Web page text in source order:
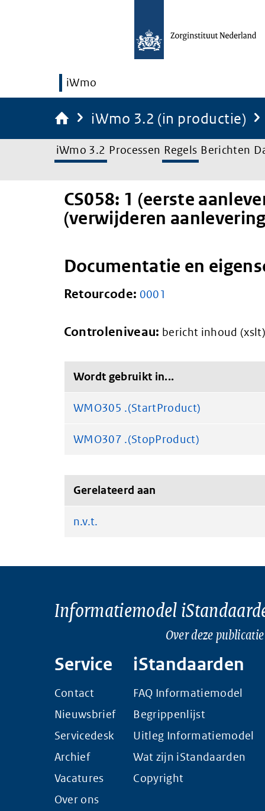
iWmo
iWmo 3.2 (in productie)
iWmo 3.2 Processen Regels Berichten
CS058: 1 (eerste
(verwijderen
Documentatie en
Retourcode: 0001
Controleniveau: bericht inhoud
Wordt gebruikt in...
WMO305 .(StartProduct)
WMO307 .(StopProduct)
Gerelateerd aan
n.v.t.
Informatiemodel
Over deze publicatie
Service
Contact
Nieuwsbrief
Servicedesk
Archief
Vacatures
Over ons
iStandaarden
FAQ Informatiemodel
Begrippenlijst
Uitleg Informatiemodel
Wat zijn iStandaarden
Copyright